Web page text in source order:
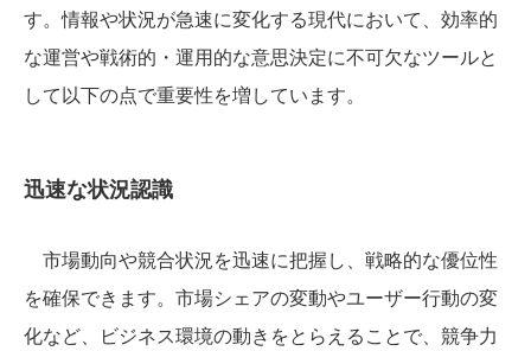
す。情報や状況が急速に変化する現代において、効率的
な運営や戦術的・運用的な意思決定に不可欠なツールと
して以下の点で重要性を増しています。
迅速な状況認識
市場動向や競合状況を迅速に把握し、戦略的な優位性
を確保できます。市場シェアの変動やユーザー行動の変
化など、ビジネス環境の動きをとらえることで、競争力